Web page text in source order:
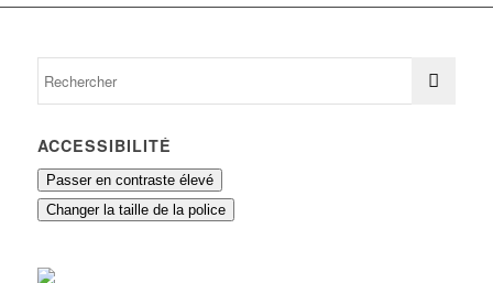
ACCESSIBILITÉ
Passer en contraste élevé
Changer la taille de la police